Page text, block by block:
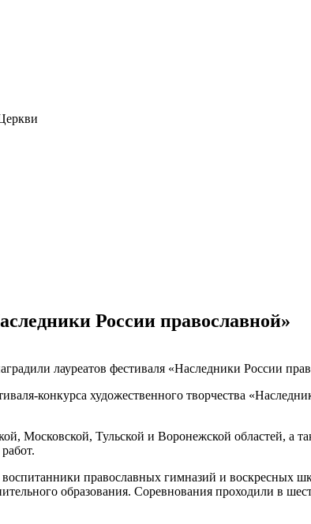
России православной»
конкурса художественного творчества
Московской, Тульской и Воронежской областей, а
православных гимназий и воскресных
образования. Соревнования проходили в